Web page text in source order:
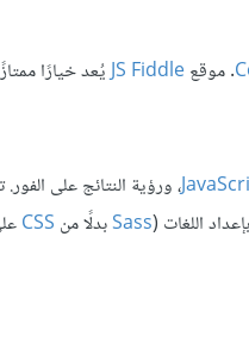
. موقعJS Fiddleيُعد خيارًا
، ورؤية النتائج على
اللغات (Sassبدلًا من CSS